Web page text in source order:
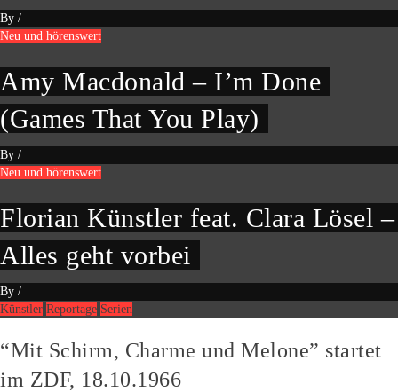
By /
Neu und hörenswert
Amy Macdonald – I’m Done
(Games That You Play)
By /
Neu und hörenswert
Florian Künstler feat. Clara Lösel –
Alles geht vorbei
By /
Künstler Reportage Serien
“Mit Schirm, Charme und Melone” startet
im ZDF, 18.10.1966